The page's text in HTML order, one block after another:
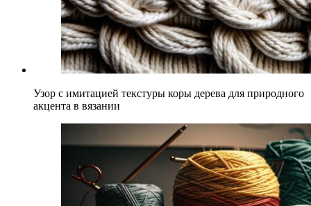
Узор с имитацией текстуры коры дерева для природного
акцента в вязании